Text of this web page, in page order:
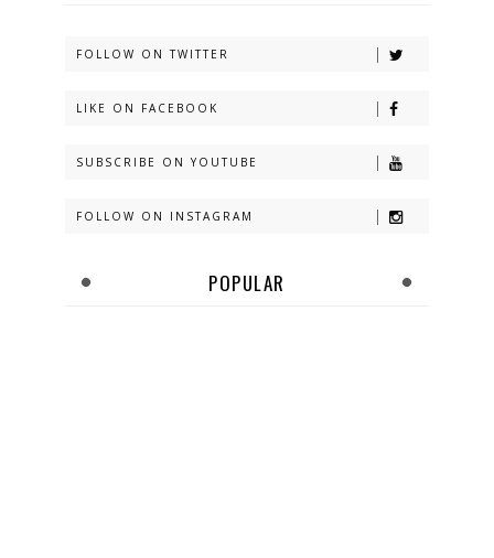
FOLLOW ON TWITTER
LIKE ON FACEBOOK
SUBSCRIBE ON YOUTUBE
FOLLOW ON INSTAGRAM
POPULAR